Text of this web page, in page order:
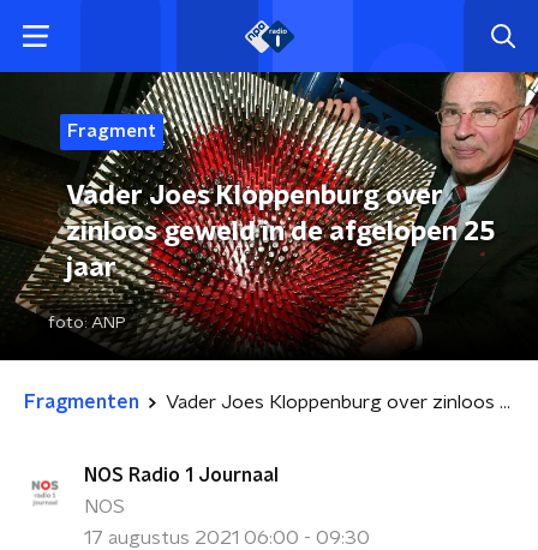
Fragment
Vader Joes Kloppenburg over
zinloos geweld in de afgelopen 25
jaar
foto:ANP
Fragmenten Vader Joes Kloppenburg over zinloos geweld in de afgelopen 25 jaar
NOS Radio 1 Journaal
NOS
17 augustus 2021 06:00 - 09:30